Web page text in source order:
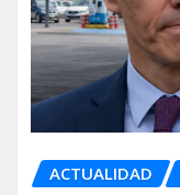
ACTUALIDAD